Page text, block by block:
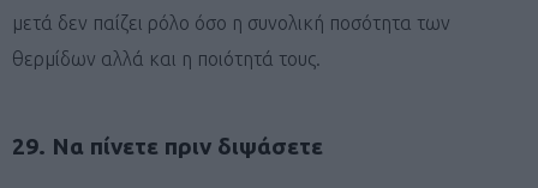
μετά δεν παίζει ρόλο όσο η συνολική ποσότητα των
θερμίδων αλλά και η ποιότητά τους.
29. Να πίνετε πριν διψάσετε